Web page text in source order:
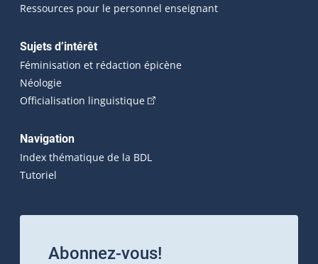
Ressources pour le personnel enseignant
Sujets d’intérêt
Féminisation et rédaction épicène
Néologie
Officialisation linguistique(Cet hyperlien externe s'ouvrira
Navigation
Index thématique de la BDL
Tutoriel
Abonnez-vous!